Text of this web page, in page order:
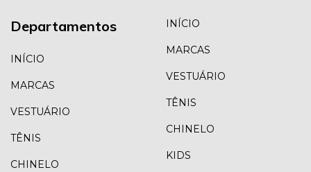
Departamentos
INÍCIO
MARCAS
VESTUÁRIO
TÊNIS
CHINELO
INÍCIO
MARCAS
VESTUÁRIO
TÊNIS
CHINELO
KIDS